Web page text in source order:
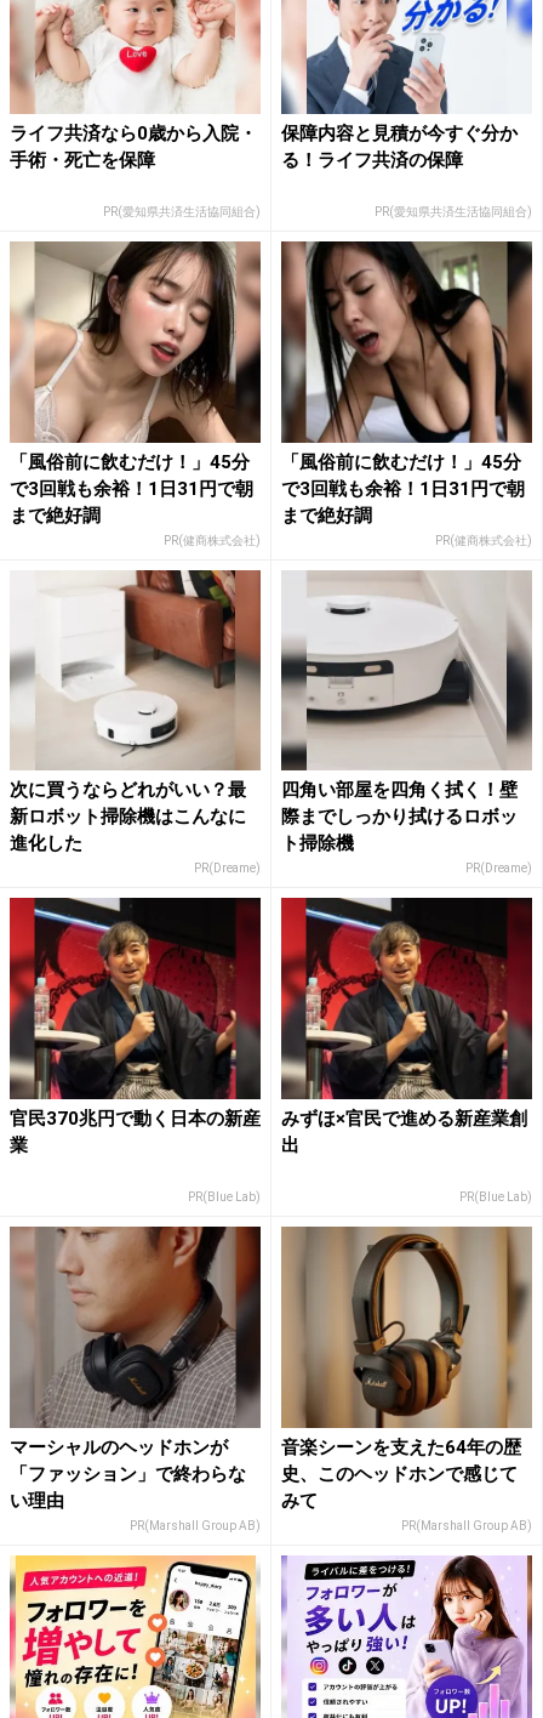
ライフ共済なら0歳から入院・
手術・死亡を保障
PR(愛知県共済生活協同組合)
保障内容と見積が今すぐ分か
る！ライフ共済の保障
PR(愛知県共済生活協同組合)
「風俗前に飲むだけ！」45分
で3回戦も余裕！1日31円で朝
まで絶好調
PR(健商株式会社)
「風俗前に飲むだけ！」45分
で3回戦も余裕！1日31円で朝
まで絶好調
PR(健商株式会社)
次に買うならどれがいい？最
新ロボット掃除機はこんなに
進化した
PR(Dreame)
四角い部屋を四角く拭く！壁
際までしっかり拭けるロボッ
ト掃除機
PR(Dreame)
官民370兆円で動く日本の新産
業
PR(Blue Lab)
みずほ×官民で進める新産業創
出
PR(Blue Lab)
マーシャルのヘッドホンが
「ファッション」で終わらな
い理由
PR(Marshall Group AB)
音楽シーンを支えた64年の歴
史、このヘッドホンで感じて
みて
PR(Marshall Group AB)